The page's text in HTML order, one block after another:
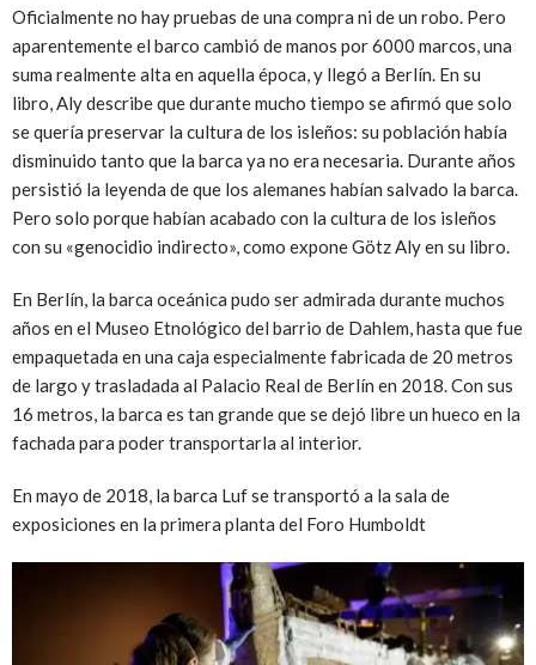
Oficialmente no hay pruebas de una compra ni de un robo. Pero
aparentemente el barco cambió de manos por 6000 marcos, una
suma realmente alta en aquella época, y llegó a Berlín. En su
libro, Aly describe que durante mucho tiempo se afirmó que solo
se quería preservar la cultura de los isleños: su población había
disminuido tanto que la barca ya no era necesaria. Durante años
persistió la leyenda de que los alemanes habían salvado la barca.
Pero solo porque habían acabado con la cultura de los isleños
con su «genocidio indirecto», como expone Götz Aly en su libro.
En Berlín, la barca oceánica pudo ser admirada durante muchos
años en el Museo Etnológico del barrio de Dahlem, hasta que fue
empaquetada en una caja especialmente fabricada de 20 metros
de largo y trasladada al Palacio Real de Berlín en 2018. Con sus
16 metros, la barca es tan grande que se dejó libre un hueco en la
fachada para poder transportarla al interior.
En mayo de 2018, la barca Luf se transportó a la sala de
exposiciones en la primera planta del Foro Humboldt